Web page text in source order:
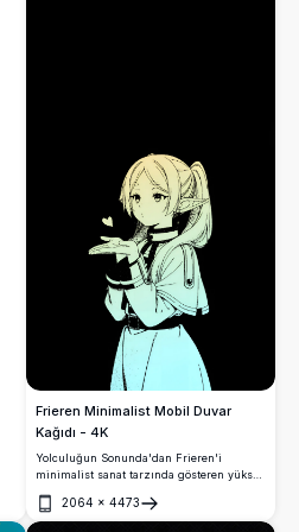
Frieren Minimalist Mobil Duvar
Kağıdı - 4K
Yolculuğun Sonunda'dan Frieren'i
minimalist sanat tarzında gösteren yüksek
çözünürlüklü 4K mobil duvar kağıdı.
Gümüş saçlı elf büyücü, şık siyah arka
plan üzerinde nazik bir ifadeyle tasvir
2064 × 4473
Aç